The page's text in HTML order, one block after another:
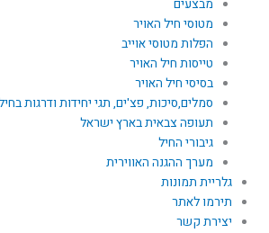
מבצעים
מטוסי חיל האויר
הפלות מטוסי אוייב
טייסות חיל האויר
בסיסי חיל האויר
סמלים,סיכות, פצ'ים, תגי יחידות ודרגות
תעופה צבאית בארץ ישראל
גיבורי החיל
מערך ההגנה האווירית
גלריית תמונות
תירמו לאתר
יצירת קשר